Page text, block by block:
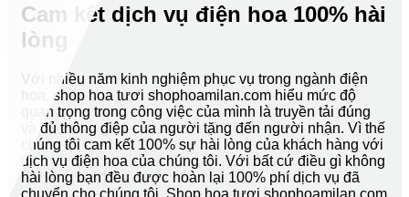
Cam kết dịch vụ điện hoa 100% hài
lòng
Với nhiều năm kinh nghiệm phục vụ trong ngành điện
hoa, shop hoa tươi shophoamilan.com hiểu mức độ
quan trọng trong công việc của mình là truyền tải đúng
và đủ thông điệp của người tặng đến người nhận. Vì thế
chúng tôi cam kết 100% sự hài lòng của khách hàng với
dịch vụ điện hoa của chúng tôi. Với bất cứ điều gì không
hài lòng bạn đều được hoàn lại 100% phí dịch vụ đã
chuyển cho chúng tôi. Shop hoa tươi shophoamilan.com